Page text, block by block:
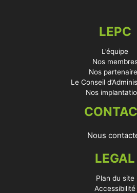
LEPC
L’équipe
Nos
Nos
Le Conseil
Nos
Nous
LEGAL
Plan du site
Accessibilité